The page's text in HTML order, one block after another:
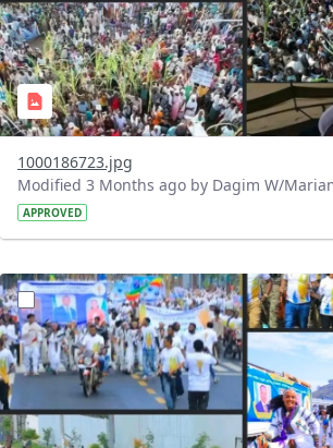
1000186723.jpg
Modified 3 Months ago by Dagim W/
APPROVED